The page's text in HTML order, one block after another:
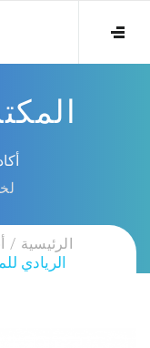
الرئيسية
الريادي